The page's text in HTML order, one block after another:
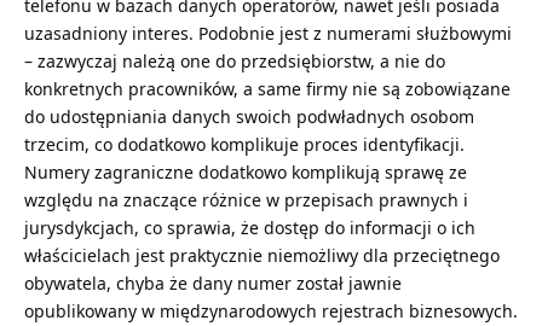
telefonu w bazach danych operatorów, nawet jeśli posiada
uzasadniony interes. Podobnie jest z numerami służbowymi
– zazwyczaj należą one do przedsiębiorstw, a nie do
konkretnych pracowników, a same firmy nie są zobowiązane
do udostępniania danych swoich podwładnych osobom
trzecim, co dodatkowo komplikuje proces identyfikacji.
Numery zagraniczne dodatkowo komplikują sprawę ze
względu na znaczące różnice w przepisach prawnych i
jurysdykcjach, co sprawia, że dostęp do informacji o ich
właścicielach jest praktycznie niemożliwy dla przeciętnego
obywatela, chyba że dany numer został jawnie
opublikowany w międzynarodowych rejestrach biznesowych.